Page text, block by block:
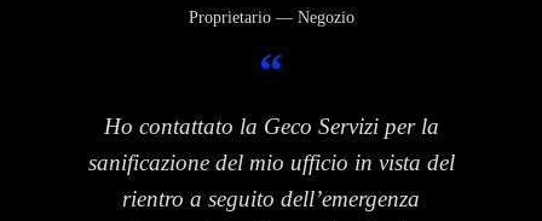
Proprietario Negozio
“
Ho contattato la Geco Servizi per la
sanificazione del mio ufficio in vista del
rientro a seguito dell’emergenza